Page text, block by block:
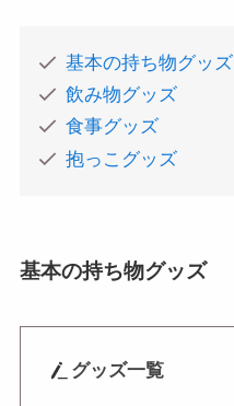
基本の持ち物グッズ
飲み物グッズ
食事グッズ
抱っこグッズ
基本の持ち物グッズ
グッズ一覧